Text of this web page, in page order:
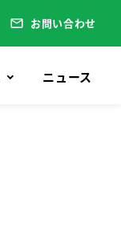
mail お問い合わせ
ニュース